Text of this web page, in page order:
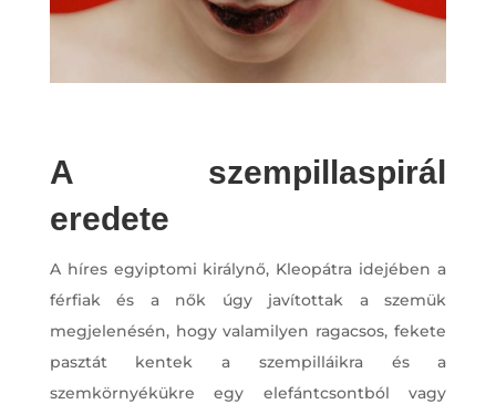
A szempillaspirál
eredete
A híres egyiptomi királynő, Kleopátra idejében a
férfiak és a nők úgy javítottak a szemük
megjelenésén, hogy valamilyen ragacsos, fekete
pasztát kentek a szempilláikra és a
szemkörnyékükre egy elefántcsontból vagy